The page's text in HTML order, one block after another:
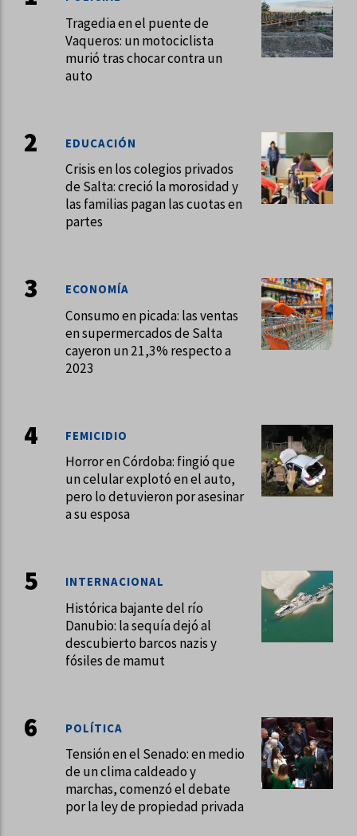
Tragedia en el puente de
Vaqueros: un motociclista
murió tras chocar contra un
auto
Crisis en los colegios privados
de Salta: creció la morosidad y
las familias pagan las cuotas en
partes
EDUCACIÓN
Consumo en picada: las ventas
en supermercados de Salta
cayeron un 21,3% respecto a
2023
ECONOMÍA
Horror en Córdoba: fingió que
un celular explotó en el auto,
pero lo detuvieron por asesinar
a su esposa
FEMICIDIO
Histórica bajante del río
Danubio: la sequía dejó al
descubierto barcos nazis y
fósiles de mamut
INTERNACIONAL
Tensión en el Senado: en medio
de un clima caldeado y
marchas, comenzó el debate
por la ley de propiedad privada
POLÍTICA